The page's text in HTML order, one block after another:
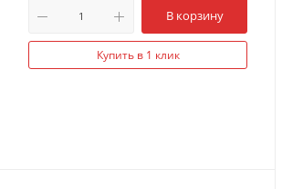
В корзину
Купить в 1 клик